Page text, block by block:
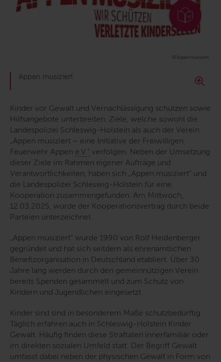
© Appen musiziert
Appen musiziert
Kinder vor Gewalt und Vernachlässigung schützen sowie
Hilfsangebote unterbreiten. Ziele, welche sowohl die
Landespolizei Schleswig-Holstein als auch der Verein
„Appen musiziert – eine Initiative der Freiwilligen
Feuerwehr Appen e.V.“ verfolgen. Neben der Umsetzung
dieser Ziele im Rahmen eigener Aufträge und
Verantwortlichkeiten, haben sich „Appen musiziert“ und
die Landespolizei Schleswig-Holstein für eine
Kooperation zusammengefunden. Am Mittwoch,
12.03.2025, wurde der Kooperationsvertrag durch beide
Parteien unterzeichnet.
„Appen musiziert“ wurde 1990 von Rolf Heidenberger
gegründet und hat sich seitdem als ehrenamtlichen
Benefizorganisation in Deutschland etabliert. Über 30
Jahre lang werden durch den gemeinnützigen Verein
bereits Spenden gesammelt und zum Schutz von
Kindern und Jugendlichen eingesetzt.
Kinder sind sind in besonderem Maße schutzbedürftig.
Täglich erfahren auch in Schleswig-Holstein Kinder
Gewalt. Häufig finden diese Straftaten innerfamiliär oder
im direkten sozialen Umfeld statt. Der Begriff Gewalt
umfasst dabei neben der physischen Gewalt in Form von